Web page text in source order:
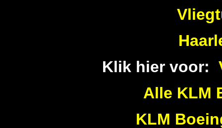
Klik hier voor:
Alle KLM
KLM